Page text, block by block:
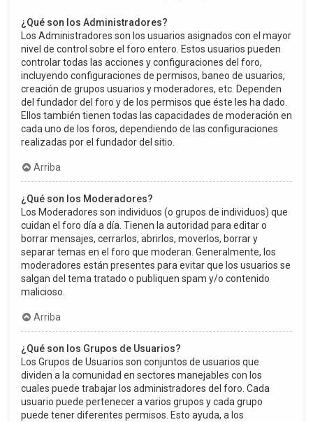
¿Qué son los Administradores?
Los Administradores son los usuarios asignados con el mayor
nivel de control sobre el foro entero. Estos usuarios pueden
controlar todas las acciones y configuraciones del foro,
incluyendo configuraciones de permisos, baneo de usuarios,
creación de grupos usuarios y moderadores, etc. Dependen
del fundador del foro y de los permisos que éste les ha dado.
Ellos también tienen todas las capacidades de moderación en
cada uno de los foros, dependiendo de las configuraciones
realizadas por el fundador del sitio.
Arriba
¿Qué son los Moderadores?
Los Moderadores son individuos (o grupos de individuos) que
cuidan el foro día a día. Tienen la autoridad para editar o
borrar mensajes, cerrarlos, abrirlos, moverlos, borrar y
separar temas en el foro que moderan. Generalmente, los
moderadores están presentes para evitar que los usuarios se
salgan del tema tratado o publiquen spam y/o contenido
malicioso.
Arriba
¿Qué son los Grupos de Usuarios?
Los Grupos de Usuarios son conjuntos de usuarios que
dividen a la comunidad en sectores manejables con los
cuales puede trabajar los administradores del foro. Cada
usuario puede pertenecer a varios grupos y cada grupo
puede tener diferentes permisos. Esto ayuda, a los